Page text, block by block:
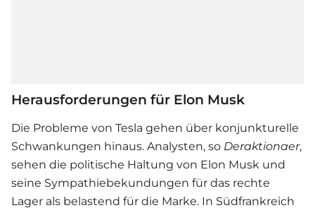
Herausforderungen für Elon Musk
Die Probleme von Tesla gehen über konjunkturelle
Schwankungen hinaus. Analysten, so Deraktionaer,
sehen die politische Haltung von Elon Musk und
seine Sympathiebekundungen für das rechte
Lager als belastend für die Marke. In Südfrankreich